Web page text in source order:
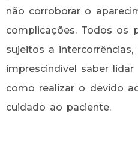
não corroborar o
complicações. Todos os
sujeitos a
imprescindível saber
como realizar o devido
cuidado ao paciente.